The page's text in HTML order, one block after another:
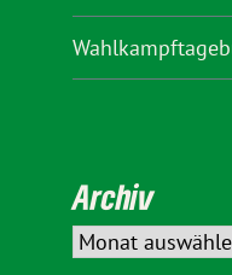
Archiv